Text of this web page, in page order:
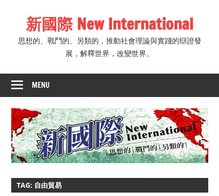
新國際 New International
思想的、戰鬥的、另類的，推動社會理論與實踐的辯證發
展，解釋世界，改變世界。
MENU
TAG: 自由貿易